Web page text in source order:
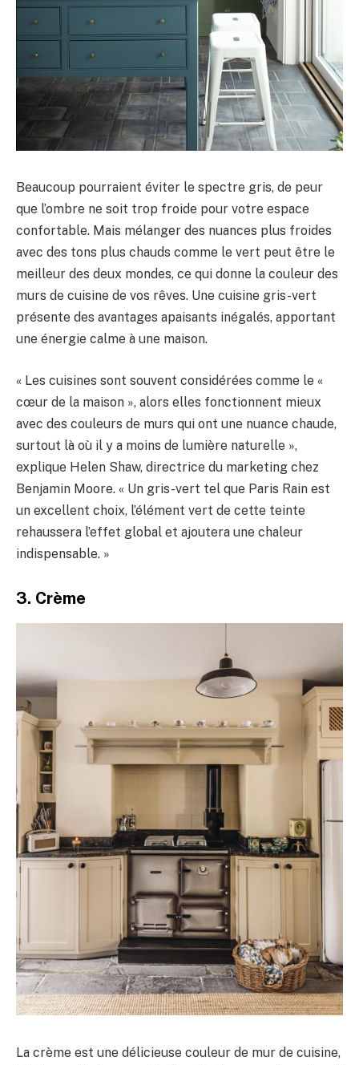
Beaucoup pourraient éviter le spectre gris, de peur
que l’ombre ne soit trop froide pour votre espace
confortable. Mais mélanger des nuances plus froides
avec des tons plus chauds comme le vert peut être le
meilleur des deux mondes, ce qui donne la couleur des
murs de cuisine de vos rêves. Une cuisine gris-vert
présente des avantages apaisants inégalés, apportant
une énergie calme à une maison.
« Les cuisines sont souvent considérées comme le «
cœur de la maison », alors elles fonctionnent mieux
avec des couleurs de murs qui ont une nuance chaude,
surtout là où il y a moins de lumière naturelle »,
explique Helen Shaw, directrice du marketing chez
Benjamin Moore. « Un gris-vert tel que Paris Rain est
un excellent choix, l’élément vert de cette teinte
rehaussera l’effet global et ajoutera une chaleur
indispensable. »
3. Crème
La crème est une délicieuse couleur de mur de cuisine,